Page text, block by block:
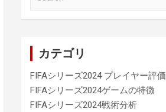
カテゴリ
FIFAシリーズ2024 プレイヤー評価
FIFAシリーズ2024ゲームの特徴
FIFAシリーズ2024戦術分析